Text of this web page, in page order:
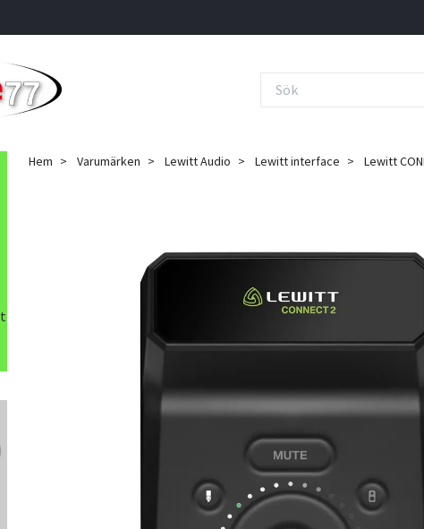
Hem Varumärken Lewitt Audio Lewitt interface Lewitt